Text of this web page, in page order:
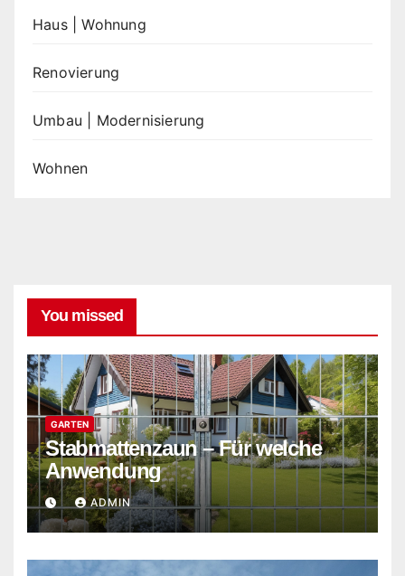
Haus | Wohnung
Renovierung
Umbau | Modernisierung
Wohnen
You missed
GARTEN
Stabmattenzaun – Für welche
Anwendung
ADMIN